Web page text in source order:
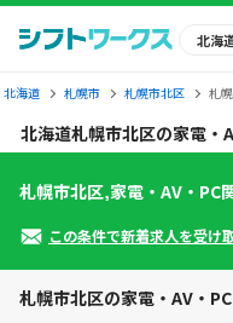
北海
北海道 札幌市 札幌市北区 札
北海道札幌市北区の家電・
札幌市北区,家電・AV・PC
この条件で新着求人を受け
札幌市北区の家電・AV・